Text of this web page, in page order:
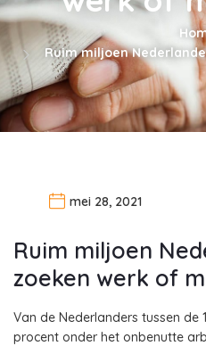
Ruim miljoen
mei 28, 2021
Ruim miljoen
zoeken werk of
Van de Nederlanders tussen de
procent onder het onbenutte